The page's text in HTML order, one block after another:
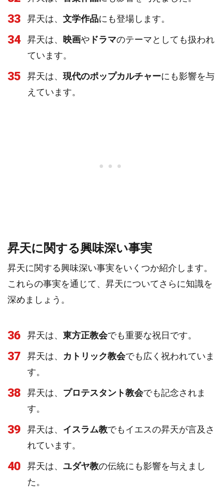
33 昇天は、 文学作品にも登場します。
34 昇天は、 映画や ドラマのテーマとしても扱われ
ています。
35 昇天は、 現代のポップカルチャーにも影響を与
えています。
昇天に関する興味深い事実
昇天に関する興味深い事実をいくつか紹介します。
これらの事実を通じて、昇天についてさらに知識を
深めましょう。
36 昇天は、 東方正教会でも重要な祝日です。
37 昇天は、 カトリック教会でも広く祝われていま
す。
38 昇天は、 プロテスタント教会でも記念されま
す。
39 昇天は、 イスラム教でもイエスの昇天が言及さ
れています。
40 昇天は、 ユダヤ教の伝統にも影響を与えまし
た。